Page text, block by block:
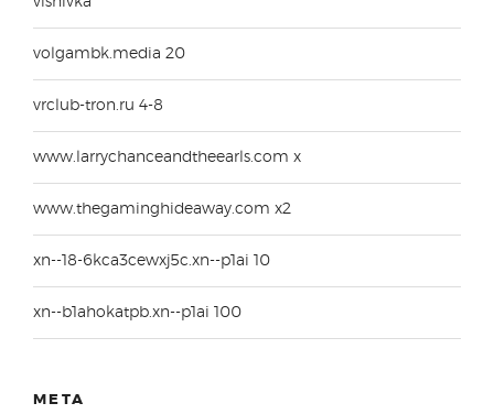
volgambk.media 20
vrclub-tron.ru 4-8
www.larrychanceandtheearls.com x
www.thegaminghideaway.com x2
xn--18-6kca3cewxj5c.xn--p1ai 10
xn--b1ahokatpb.xn--p1ai 100
META